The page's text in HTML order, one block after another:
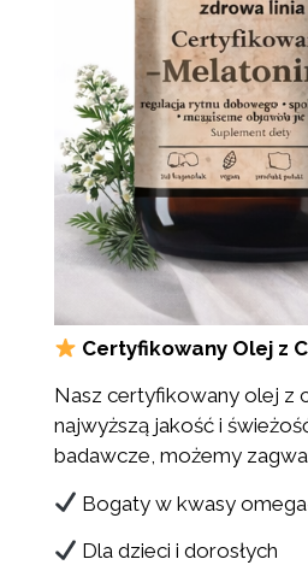
Certyfikowany Olej z
Nasz certyfikowany olej z
najwyższą jakość i
badawcze, możemy
Bogaty w kwasy
Dla dzieci i dorosłych